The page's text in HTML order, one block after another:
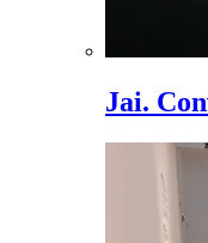
Jai.